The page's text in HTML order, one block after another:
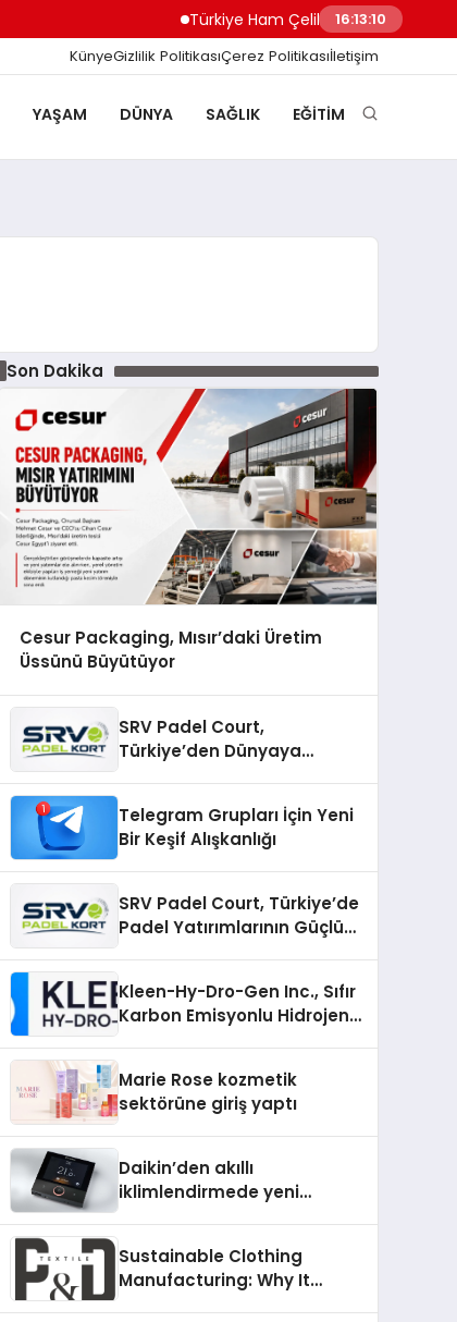
Türkiye Ham Çelik Üretimi Yüzde 8,1
16:13:11
KünyeGizlilik PolitikasıÇerez Politikasıİletişim
YAŞAM DÜNYA SAĞLIK EĞITIM
Son Dakika
Cesur Packaging, Mısır’daki Üretim
Üssünü Büyütüyor
SRV Padel Court,
Türkiye’den Dünyaya
Telegram Grupları İçin Yeni
Bir Keşif Alışkanlığı
SRV Padel Court, Türkiye’de
Padel Yatırımlarının Güçlü
Kleen-Hy-Dro-Gen Inc., Sıfır
Karbon Emisyonlu Hidrojen
Aldı
Marie Rose kozmetik
sektörüne giriş yaptı
Daikin’den akıllı
iklimlendirmede yeni
Sustainable Clothing
Manufacturing: Why It